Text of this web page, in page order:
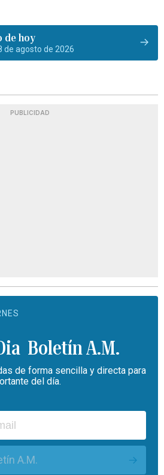
de hoy
de agosto de 2026
PUBLICIDAD
Boletín A.M.
de forma sencilla y directa para
del día.
A.M.